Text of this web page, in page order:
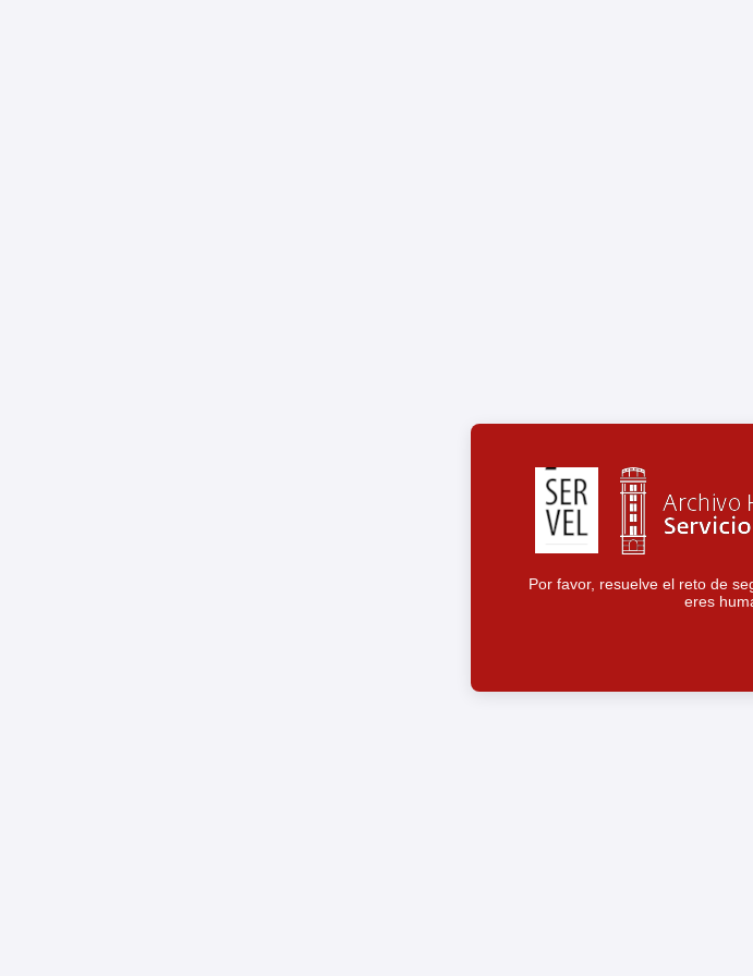
Por favor, resuelve el reto de
eres